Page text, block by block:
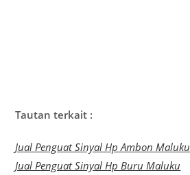
Tautan terkait :
Jual Penguat Sinyal Hp Ambon Maluku
Jual Penguat Sinyal Hp Buru Maluku